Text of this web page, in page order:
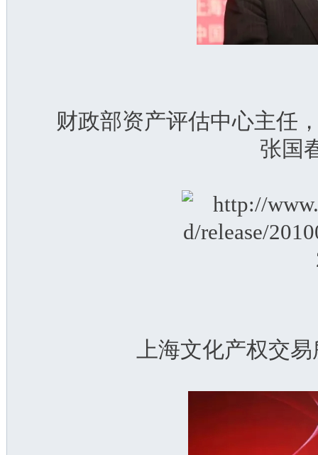
财政部资产评估中心主任
张国
上海文化产权交